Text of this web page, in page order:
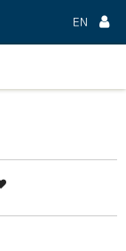
EN